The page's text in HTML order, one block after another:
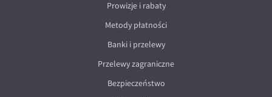
Prowizje i rabaty
Metody płatności
Banki i przelewy
Przelewy zagraniczne
Bezpieczeństwo